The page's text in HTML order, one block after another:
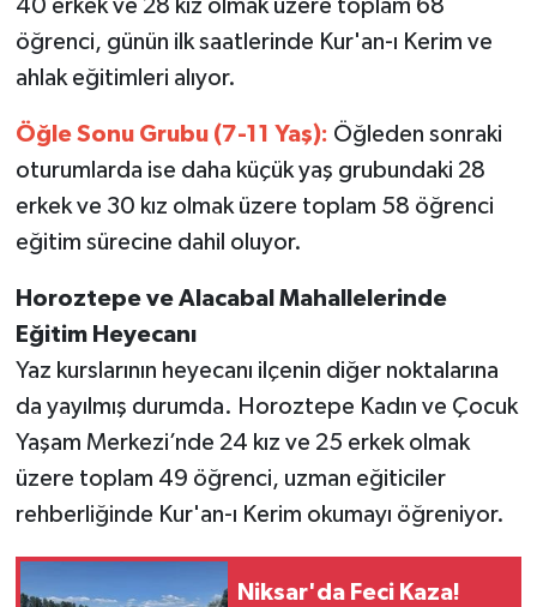
40 erkek ve 28 kız olmak üzere toplam 68
öğrenci, günün ilk saatlerinde Kur'an-ı Kerim ve
ahlak eğitimleri alıyor.
Öğle Sonu Grubu (7-11 Yaş): Öğleden sonraki
oturumlarda ise daha küçük yaş grubundaki 28
erkek ve 30 kız olmak üzere toplam 58 öğrenci
eğitim sürecine dahil oluyor.
Horoztepe ve Alacabal Mahallelerinde
Eğitim Heyecanı
Yaz kurslarının heyecanı ilçenin diğer noktalarına
da yayılmış durumda. Horoztepe Kadın ve Çocuk
Yaşam Merkezi’nde 24 kız ve 25 erkek olmak
üzere toplam 49 öğrenci, uzman eğiticiler
rehberliğinde Kur'an-ı Kerim okumayı öğreniyor.
Niksar'da Feci Kaza!